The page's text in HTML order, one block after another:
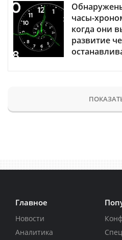
часы-
когда они
развитие
Главное
Новости
Аналитика